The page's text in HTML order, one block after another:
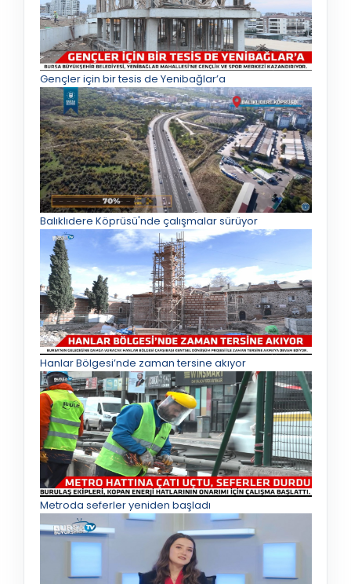
Gençler için bir tesis de Yenibağlar’a
Balıklıdere Köprüsü'nde çalışmalar sürüyor
Hanlar Bölgesi’nde zaman tersine akıyor
Metroda seferler yeniden başladı